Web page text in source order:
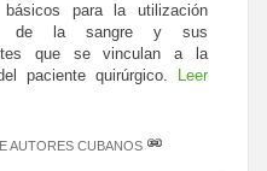
básicos para la utilización
de la sangre y sus
que se vinculan a la
paciente quirúrgico.
Leer
AUTORES CUBANOS